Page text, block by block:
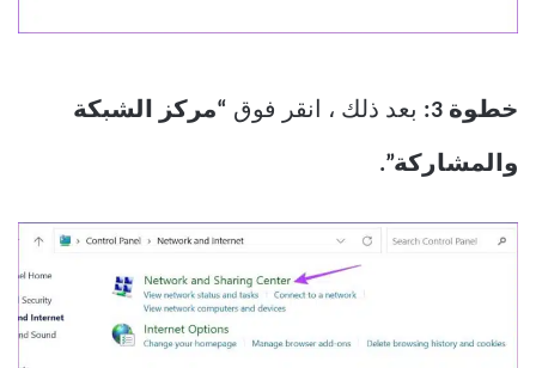
خطوة 3: بعد ذلك ، انقر فوق “مركز الشبكة
والمشاركة”.